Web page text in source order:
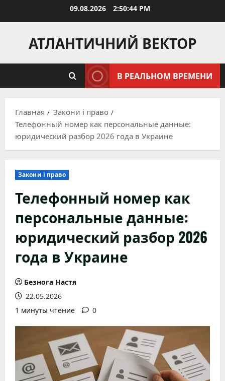
09.08.2026 2:50:45 PM
АТЛАНТИЧНИЙ ВЕКТОР
В РЕАЛЬНОМ ВРЕМЕНИ
Главная
Закони і право
Телефонный номер как персональные данные:
юридический разбор 2026 года в Украине
Закони і право
Телефонный номер как
персональные данные:
юридический разбор 2026
года в Украине
Безнога Настя
22.05.2026
1 минуты чтение
0